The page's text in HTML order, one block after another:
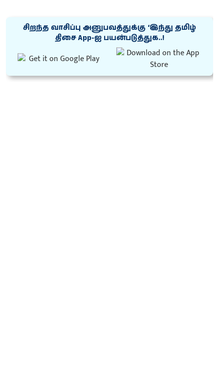
சிறந்த வாசிப்பு அனுபவத்துக்கு ‘இந்து தமிழ்
திசை App-ஐ பயன்படுத்துக..!